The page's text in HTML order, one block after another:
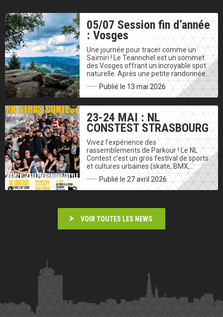
05/07 Session fin d’année
: Vosges
Une journée pour tracer comme un
Saïmiri ! Le Teannchel est un sommet
des Vosges offrant un incroyable spot
naturelle. Après une petite randonnée…
Publié le 13 mai 2026
23-24 MAI : NL
CONSTEST STRASBOURG
Vivez l’expérience des
rassemblements de Parkour ! Le NL
Contest c’est un gros festival de sports
et cultures urbaines (skate, BMX,…
Publié le 27 avril 2026
VOIR TOUTES LES NEWS